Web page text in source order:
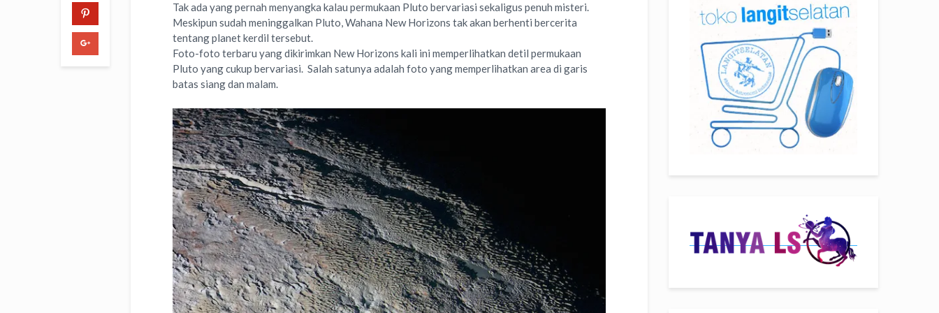
Tak ada yang pernah menyangka kalau permukaan Pluto bervariasi sekaligus penuh misteri.
Meskipun sudah meninggalkan Pluto, Wahana New Horizons tak akan berhenti bercerita
tentang planet kerdil tersebut.
Foto-foto terbaru yang dikirimkan New Horizons kali ini memperlihatkan detil permukaan
Pluto yang cukup bervariasi. Salah satunya adalah foto yang memperlihatkan area di garis
batas siang dan malam.